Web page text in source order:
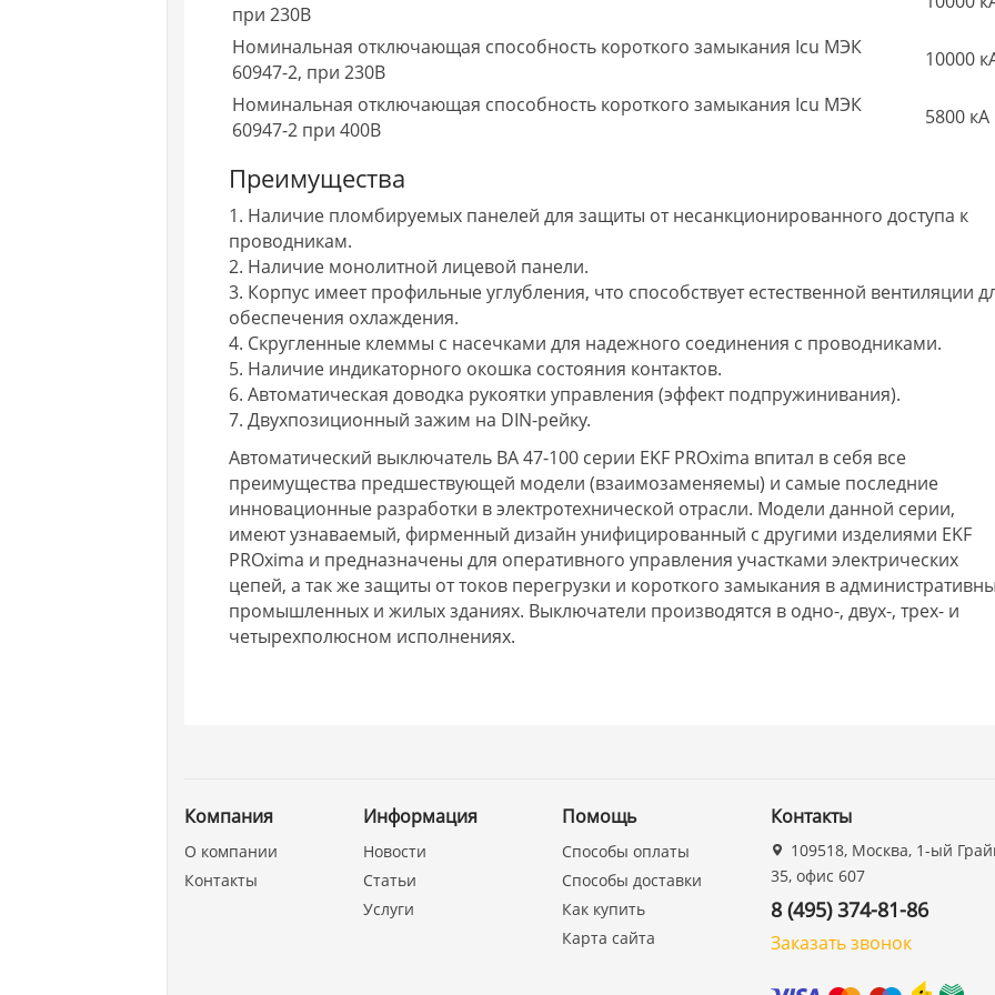
при 230В
Номинальная отключающая способность короткого замыкания Icu МЭК
60947-2, при 230В
10000
Номинальная отключающая способность короткого замыкания Icu МЭК
60947-2 при 400В
5800 кА
Преимущества
1. Наличие пломбируемых панелей для защиты от несанкционированного доступа к
проводникам.
2. Наличие монолитной лицевой панели.
3. Корпус имеет профильные углубления, что способствует естественной вентиляции
обеспечения охлаждения.
4. Cкругленные клеммы с насечками для надежного соединения с проводниками.
5. Наличие индикаторного окошка состояния контактов.
6. Автоматическая доводка рукоятки управления (эффект подпружинивания).
7. Двухпозиционный зажим на DIN-рейку.
Автоматический выключатель ВА 47-100 серии EKF PROxima впитал в себя все
преимущества предшествующей модели (взаимозаменяемы) и самые последние
инновационные разработки в электротехнической отрасли. Модели данной серии,
имеют узнаваемый, фирменный дизайн унифицированный с другими изделиями EKF
PROxima и предназначены для оперативного управления участками электрических
цепей, а так же защиты от токов перегрузки и короткого замыкания в
промышленных и жилых зданиях. Выключатели производятся в одно-, двух-, трех- и
четырехполюсном исполнениях.
Компания
О компании
Контакты
Информация
Новости
Статьи
Услуги
Помощь
Способы оплаты
Способы доставки
Как купить
Карта сайта
Контакты
109518, Москва, 1-ый
35, офис 607
8 (495) 374-81-86
Заказать звонок